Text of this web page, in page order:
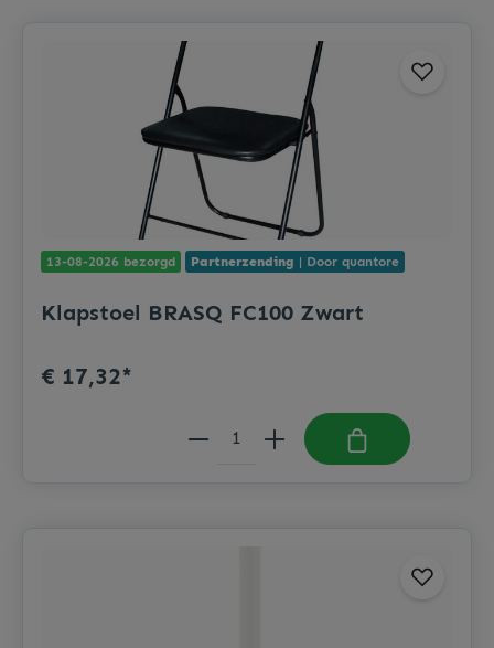
13-08-2026 bezorgd Partnerzending | Door quantore
Klapstoel BRASQ FC100 Zwart
€ 17,32*